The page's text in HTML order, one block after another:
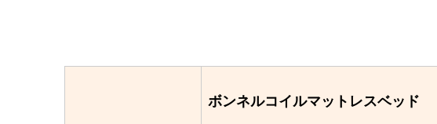
ボンネルコイルマットレスベッド